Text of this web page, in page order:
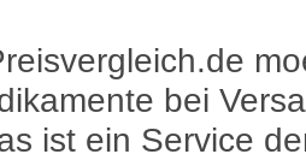
bei
ist ein Service